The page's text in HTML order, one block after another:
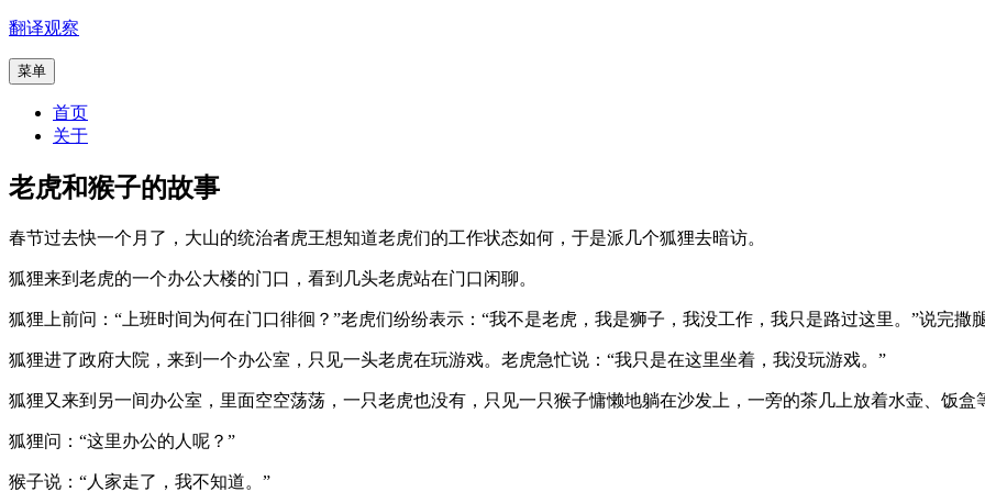
跳
内
翻译观察
菜单
首页
关于
老虎和猴子的故事
春节过去快一个月了，大山的统治者虎王想知道老虎们的工作状态如何，于是派几个狐狸去暗访。
狐狸来到老虎的一个办公大楼的门口，看到几头老虎站在门口闲聊。
狐狸上前问：“上班时间为何在门口徘徊？”老虎们纷纷表示：“我不是老虎，我是狮子，我没工作，我只是路过这里。”说完撒腿
狐狸进了政府大院，来到一个办公室，只见一头老虎在玩游戏。老虎急忙说：“我只是在这里坐着，我没玩游戏。”
狐狸又来到另一间办公室，里面空空荡荡，一只老虎也没有，只见一只猴子慵懒地躺在沙发上，一旁的茶几上放着水壶、饭盒
狐狸问：“这里办公的人呢？”
猴子说：“人家走了，我不知道。”